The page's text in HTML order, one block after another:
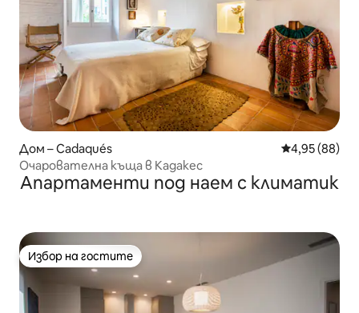
Дом – Cadaqués Средна
4,95 (88)
Очарователна къща в Кадакес
Апартаменти под наем с климатик
Избор на гостите
Избор на гостите